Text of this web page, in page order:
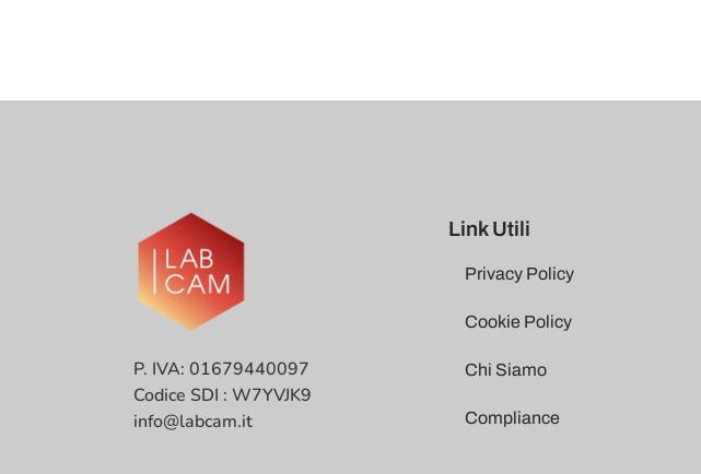
P. IVA: 01679440097
Codice SDI : W7YVJK9
info@labcam.it
Link Utili
Privacy Policy
Cookie Policy
Chi Siamo
Compliance